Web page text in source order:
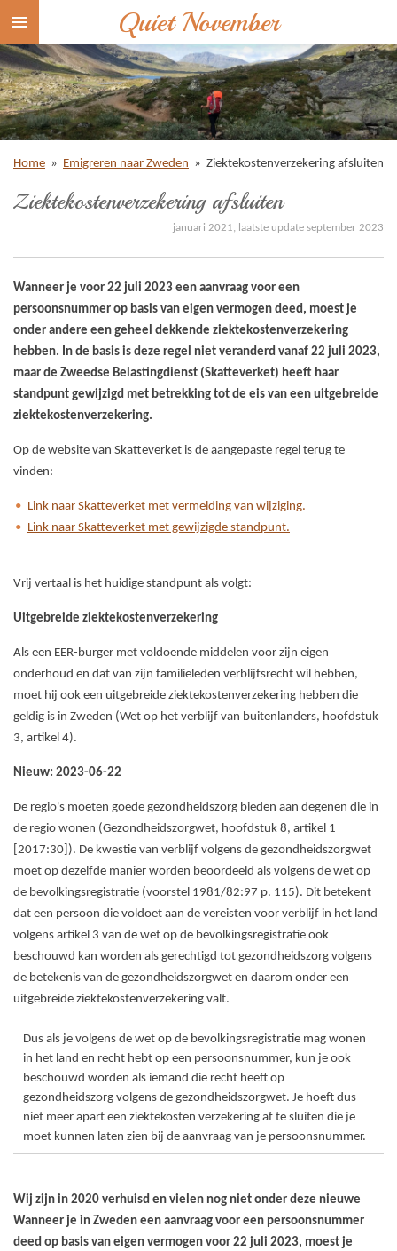
Ga
naar
de
hoofdinhoud
Quiet November
Home » Emigreren naar Zweden » Ziektekostenverzekering afsluiten
Ziektekostenverzekering afsluiten
januari 2021, laatste update september 2023
Wanneer je voor 22 juli 2023 een aanvraag voor een
persoonsnummer op basis van eigen vermogen deed, moest je
onder andere een geheel dekkende ziektekostenverzekering
hebben. In de basis is deze regel niet veranderd vanaf 22 juli 2023,
maar de Zweedse Belastingdienst (Skatteverket) heeft haar
standpunt gewijzigd met betrekking tot de eis van een uitgebreide
ziektekostenverzekering.
Op de website van Skatteverket is de aangepaste regel terug te
vinden:
Link naar Skatteverket met vermelding van wijziging.
Link naar Skatteverket met gewijzigde standpunt.
Vrij vertaal is het huidige standpunt als volgt:
Uitgebreide ziektekostenverzekering
Als een EER-burger met voldoende middelen voor zijn eigen
onderhoud en dat van zijn familieleden verblijfsrecht wil hebben,
moet hij ook een uitgebreide ziektekostenverzekering hebben die
geldig is in Zweden (Wet op het verblijf van buitenlanders, hoofdstuk
3, artikel 4).
Nieuw: 2023-06-22
De regio's moeten goede gezondheidszorg bieden aan degenen die in
de regio wonen (Gezondheidszorgwet, hoofdstuk 8, artikel 1
[2017:30]). De kwestie van verblijf volgens de gezondheidszorgwet
moet op dezelfde manier worden beoordeeld als volgens de wet op
de bevolkingsregistratie (voorstel 1981/82:97 p. 115). Dit betekent
dat een persoon die voldoet aan de vereisten voor verblijf in het land
volgens artikel 3 van de wet op de bevolkingsregistratie ook
beschouwd kan worden als gerechtigd tot gezondheidszorg volgens
de betekenis van de gezondheidszorgwet en daarom onder een
uitgebreide ziektekostenverzekering valt.
Dus als je volgens de wet op de bevolkingsregistratie mag wonen
in het land en recht hebt op een persoonsnummer, kun je ook
beschouwd worden als iemand die recht heeft op
gezondheidszorg volgens de gezondheidszorgwet. Je hoeft dus
niet meer apart een ziektekosten verzekering af te sluiten die je
moet kunnen laten zien bij de aanvraag van je persoonsnummer.
Wij zijn in 2020 verhuisd en vielen nog niet onder deze nieuwe
Wanneer je in Zweden een aanvraag voor een persoonsnummer
deed op basis van eigen vermogen voor 22 juli 2023, moest je